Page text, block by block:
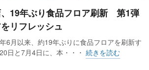
、19年ぶり食品フロア刷新 第1弾
リフレッシュ
6月以来、約19年ぶりに食品フロアを刷新す
日と7月4日に、本・・・ 続きを読む